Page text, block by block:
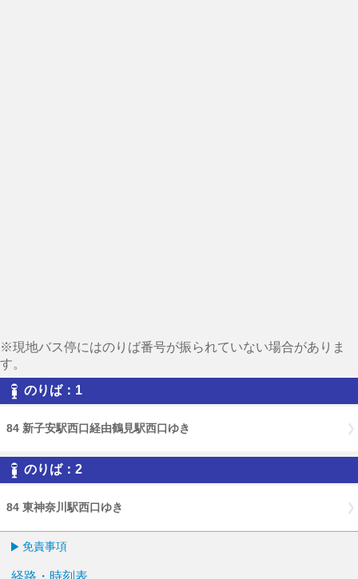
※現地バス停にはのりば番号が振られていない場合がありま
す。
のりば：1
84 新子安駅西口経由鶴見駅西口ゆき
のりば：2
84 東神奈川駅西口ゆき
免責事項